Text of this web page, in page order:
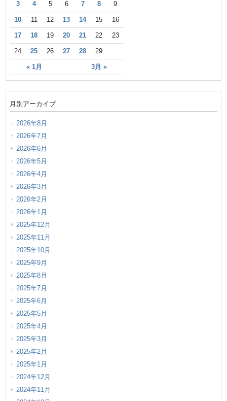
« 1月 3月 »
3 4 5 6 7 8 9
10 11 12 13 14 15 16
17 18 19 20 21 22 23
24 25 26 27 28 29
月別アーカイブ
2026年8月
2026年7月
2026年6月
2026年5月
2026年4月
2026年3月
2026年2月
2026年1月
2025年12月
2025年11月
2025年10月
2025年9月
2025年8月
2025年7月
2025年6月
2025年5月
2025年4月
2025年3月
2025年2月
2025年1月
2024年12月
2024年11月